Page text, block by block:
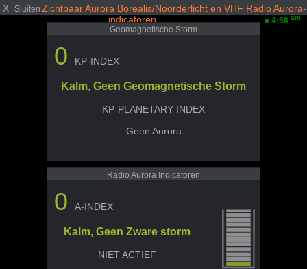
X Sluiten Zichtbaar Aurora Borealis/Noorderlicht en VHF Radio Aurora-
indicatoren
4:56 am
Geomagnetische Storm
0 KP-INDEX
Kalm, Geen Geomagnetische Storm
KP-PLANETARY INDEX
Geen Aurora
Radio Aurora Indicatoren
0 A-INDEX
Kalm, Geen Zware storm
NIET ACTIEF